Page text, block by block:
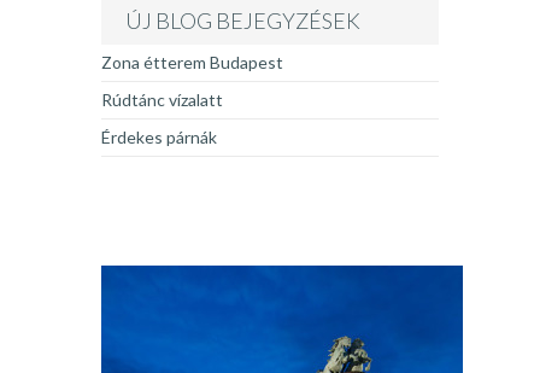
ÚJ BLOG BEJEGYZÉSEK
Zona étterem Budapest
Rúdtánc vízalatt
Érdekes párnák